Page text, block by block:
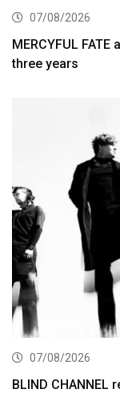
07/08/2026
MERCYFUL
three years
07/08/2026
BLIND CHANNEL